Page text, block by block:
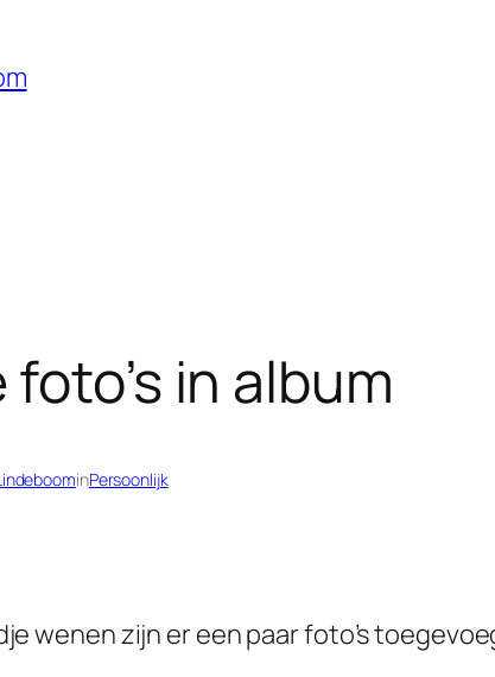
in album
inPersoonlijk
wenen zijn er een paar foto’s